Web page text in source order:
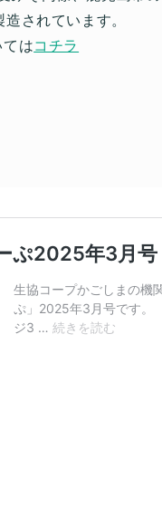
されています。
てはコチラ